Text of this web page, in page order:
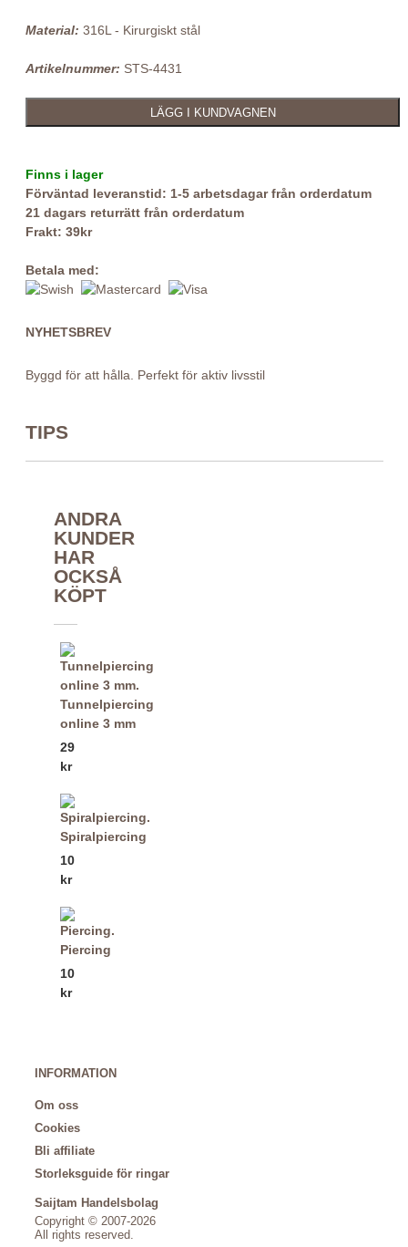
Material: 316L - Kirurgiskt stål
Artikelnummer: STS-4431
Finns i lager
Förväntad leveranstid: 1-5 arbetsdagar från orderdatum
21 dagars returrätt från orderdatum
Frakt: 39kr
Betala med:
NYHETSBREV
Byggd för att hålla. Perfekt för aktiv livsstil
TIPS
ANDRA
KUNDER
HAR
OCKSÅ
KÖPT
Tunnelpiercing
online 3 mm
29
kr
Spiralpiercing
10
kr
Piercing
10
kr
INFORMATION
Om oss
Cookies
Bli affiliate
Storleksguide för ringar
Saijtam Handelsbolag
Copyright © 2007-2026
All rights reserved.